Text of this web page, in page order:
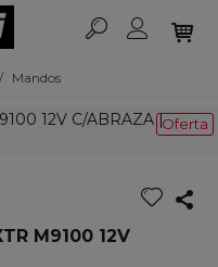
/ Mandos
Oferta
M9100 12V